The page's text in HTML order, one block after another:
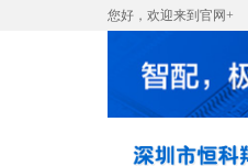
您好，欢迎来到官网+